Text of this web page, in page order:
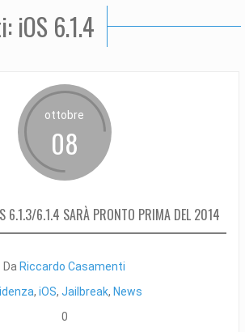
iOS 6.1.4
ottobre
08
6.1.3/6.1.4 SARÀ PRONTO PRIMA DEL 2014
Da Riccardo Casamenti
, iOS, Jailbreak, News
0